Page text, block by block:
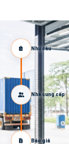
Nhu cầu
Nhà cung cấp
Báo giá